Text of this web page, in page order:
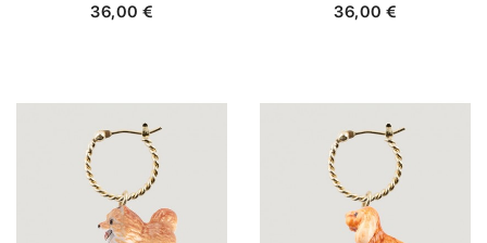
36,00 € 36,00 €